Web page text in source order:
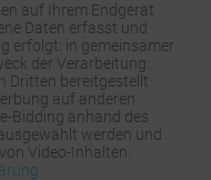
auf Ihrem Endgerät
Daten erfasst und
erfolgt: in gemeinsamer
der Verarbeitung:
Dritten bereitgestellt
auf anderen
Bidding anhand des
werden und
Video-Inhalten.